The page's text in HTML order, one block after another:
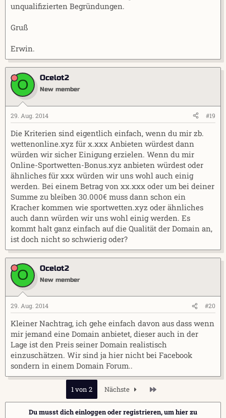
unqualifizierten Begründungen.
Gruß
Erwin.
O Ocelot2
New member
29. Aug. 2014 #19
Die Kriterien sind eigentlich einfach, wenn du mir zb.
wettenonline.xyz für x.xxx Anbieten würdest dann
würden wir sicher Einigung erzielen. Wenn du mir
Online-Sportwetten-Bonus.xyz anbieten würdest oder
ähnliches für xxx würden wir uns wohl auch einig
werden. Bei einem Betrag von xx.xxx oder um bei deiner
Summe zu bleiben 30.000€ muss dann schon ein
Kracher kommen wie sportwetten.xyz oder ähnliches
auch dann würden wir uns wohl einig werden. Es
kommt halt ganz einfach auf die Qualität der Domain an,
ist doch nicht so schwierig oder?
O Ocelot2
New member
29. Aug. 2014 #20
Kleiner Nachtrag, ich gehe einfach davon aus dass wenn
mir jemand eine Domain anbietet, dieser auch in der
Lage ist den Preis seiner Domain realistisch
einzuschätzen. Wir sind ja hier nicht bei Facebook
sondern in einem Domain Forum..
1 von 2 Nächste
Du musst dich einloggen oder registrieren, um hier zu